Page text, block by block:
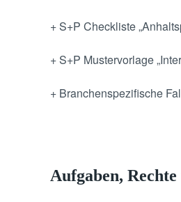
+ S+P Checkliste
+ S+P Mustervorlage
+ Branchenspezifische
Aufgaben,